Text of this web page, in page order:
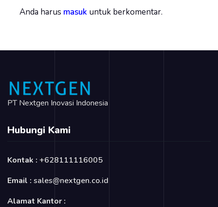
Anda harus masuk untuk berkomentar.
PT Nextgen Inovasi Indonesia
Hubungi Kami
Kontak : +628111116005
Email : sales@nextgen.co.id
Alamat Kantor :